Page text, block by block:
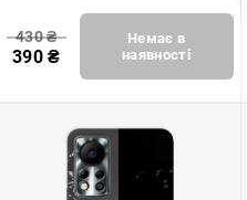
430₴
390₴
Немає в
наявності